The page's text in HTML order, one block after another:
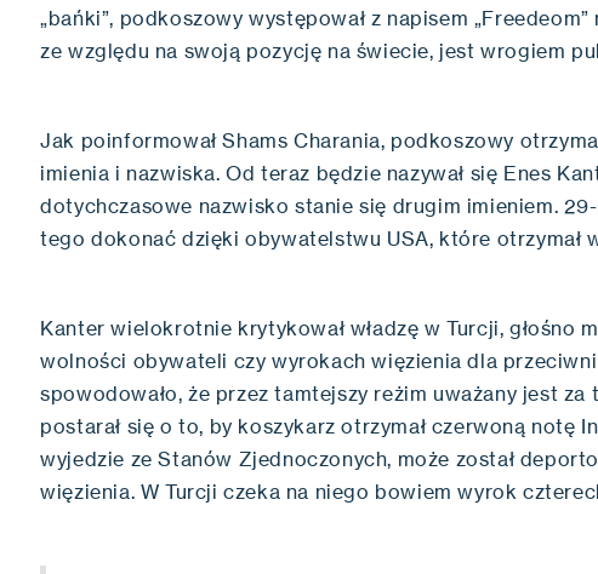
„bańki”, podkoszowy występował z napisem
ze względu na swoją pozycję na świecie, jest wrogiem
Jak poinformował Shams Charania, podkoszowy
imienia i nazwiska. Od teraz będzie nazywał się Enes
dotychczasowe nazwisko stanie się drugim imieniem.
tego dokonać dzięki obywatelstwu USA, które otrzymał
Kanter wielokrotnie krytykował władzę w Turcji, głośno
wolności obywateli czy wyrokach więzienia dla
spowodowało, że przez tamtejszy reżim uważany jest
postarał się o to, by koszykarz otrzymał czerwoną notę
wyjedzie ze Stanów Zjednoczonych, może został
więzienia. W Turcji czeka na niego bowiem wyrok